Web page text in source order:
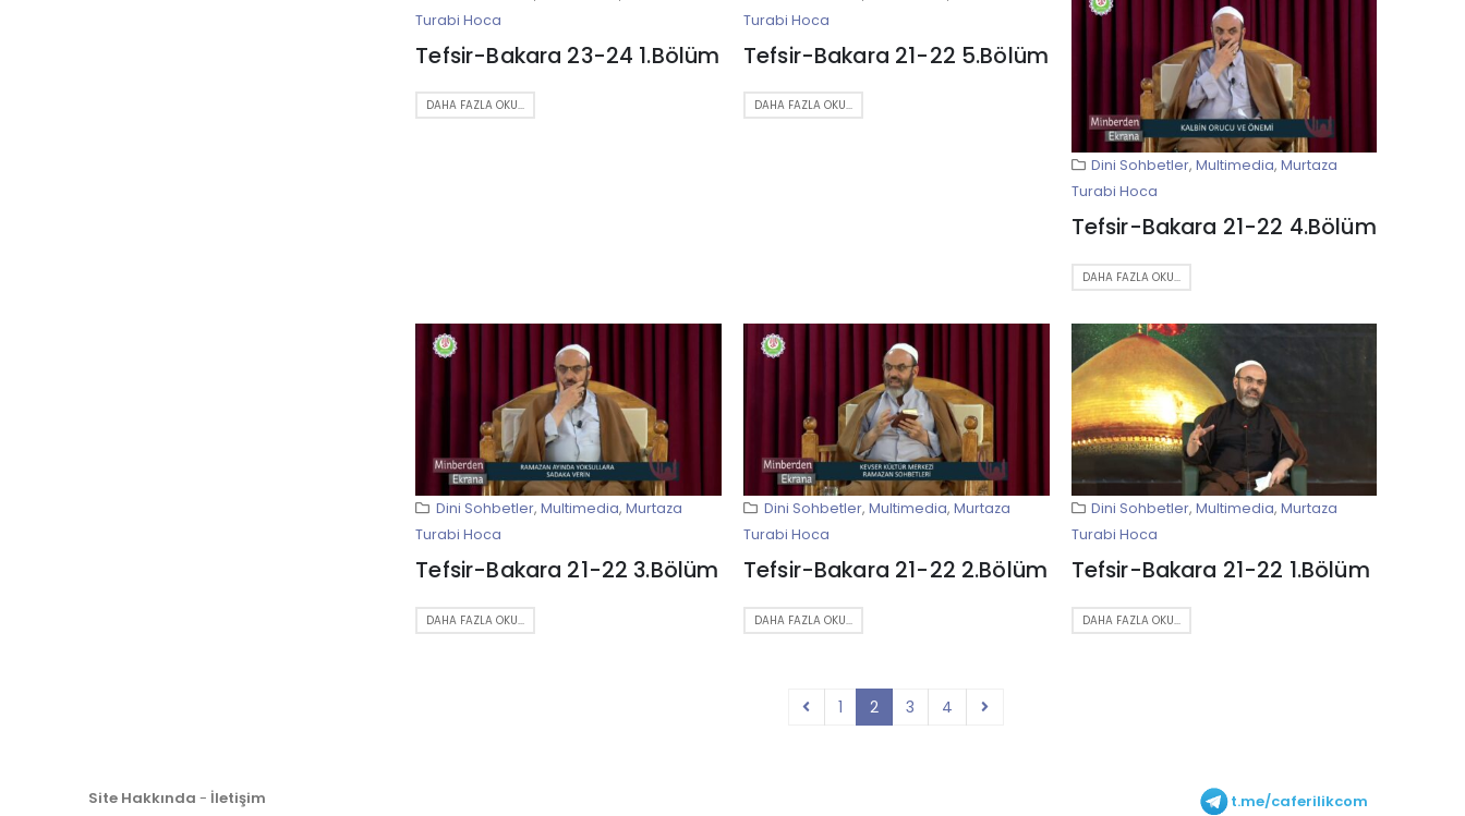
Turabi Hoca
Tefsir-Bakara 23-24 1.Bölüm
DAHA FAZLA OKU...
Turabi Hoca
Tefsir-Bakara 21-22 5.Bölüm
DAHA FAZLA OKU...
Dini Sohbetler,Multimedia,Murtaza
Turabi Hoca
Tefsir-Bakara 21-22 4.Bölüm
DAHA FAZLA OKU...
Dini Sohbetler, Multimedia, Murtaza
Turabi Hoca
Tefsir-Bakara 21-22 3.Bölüm
DAHA FAZLA OKU...
Dini Sohbetler, Multimedia, Murtaza
Turabi Hoca
Tefsir-Bakara 21-22 2.Bölüm
DAHA FAZLA OKU...
Dini Sohbetler,Multimedia,Murtaza
Turabi Hoca
Tefsir-Bakara 21-22 1.Bölüm
DAHA FAZLA OKU...
1 2 3 4
Site Hakkında - İletişim t.me/caferilikcom